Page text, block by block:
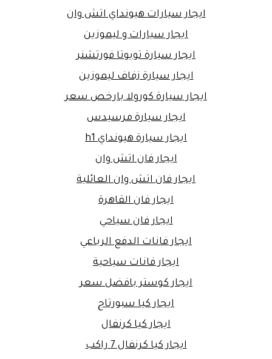
ايجار سيارات هيونداي اتش وان
ايجار سيارات و ليموزين
ايجار سيارة تويوتا فورتشنر
ايجار سيارة زفاف ليموزين
ايجار سيارة كورولا بارخص سعر
ايجار سيارة مرسيدس
ايجار سيارة هيونداي h1
ايجار فان اتش وان
ايجار فان اتش وان العائلية
ايجار فان القاهرة
ايجار فان سياحي
ايجار فانات الدفع الرباعي
ايجار فانات سياحية
ايجار كوستر بافضل سعر
ايجار كيا سبورتاج
ايجار كيا كرنفال
ايجار كيا كرنفال 7 راكب